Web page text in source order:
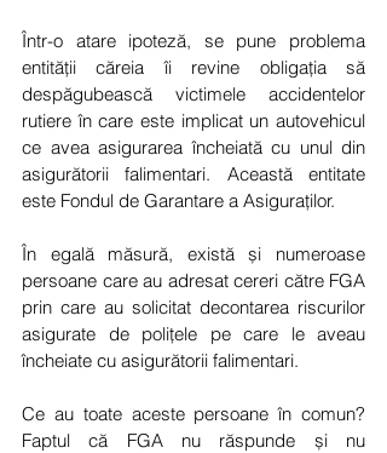
Într-o atare ipoteză, se pune problema
entității căreia îi revine obligația să
despăgubească victimele accidentelor
rutiere în care este implicat un autovehicul
ce avea asigurarea încheiată cu unul din
asigurătorii falimentari. Această entitate
este Fondul de Garantare a Asiguraților.
În egală măsură, există și numeroase
persoane care au adresat cereri către FGA
prin care au solicitat decontarea riscurilor
asigurate de polițele pe care le aveau
încheiate cu asigurătorii falimentari.
Ce au toate aceste persoane în comun?
Faptul că FGA nu răspunde și nu